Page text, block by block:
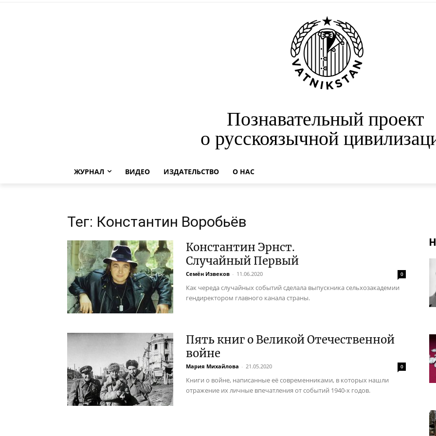
Познавательный проект
о русскоязычной
ЖУРНАЛ ВИДЕО ИЗДАТЕЛЬСТВО О НАС
Тег: Константин Воробьёв
Константин Эрнст.
Случайный Первый
Семён Извеков - 11.06.2020 0
Как череда случайных событий сделала выпускника сельхозакадемии
гендиректором главного канала страны.
Пять книг о Великой Отечественной
войне
Мария Михайлова - 21.05.2020 0
Книги о войне, написанные её современниками, в которых нашли
отражение их личные впечатления от событий 1940-х годов.